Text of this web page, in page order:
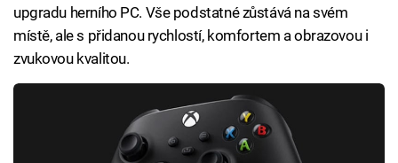
upgradu herního PC. Vše podstatné zůstává na svém
místě, ale s přidanou rychlostí, komfortem a obrazovou i
zvukovou kvalitou.